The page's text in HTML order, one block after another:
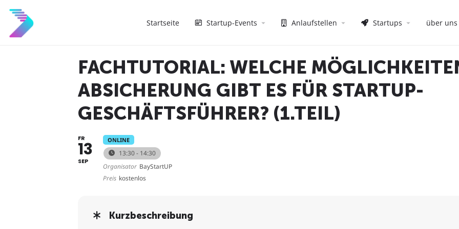
Startseite Startup-Events Anlaufstellen Startups über uns
FACHTUTORIAL: WELCHE
ABSICHERUNG GIBT ES FÜR STARTUP-
GESCHÄFTSFÜHRER? (1.TEIL)
FR
13
SEP
ONLINE
13:30 - 14:30
Organisator BayStartUP
Preis kostenlos
Kurzbeschreibung